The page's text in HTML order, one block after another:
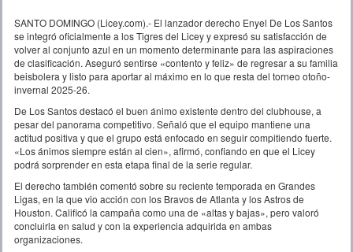
SANTO DOMINGO (Licey.com).- El lanzador derecho Enyel De Los Santos
se integró oficialmente a los Tigres del Licey y expresó su satisfacción de
volver al conjunto azul en un momento determinante para las aspiraciones
de clasificación. Aseguró sentirse «contento y feliz» de regresar a su familia
beisbolera y listo para aportar al máximo en lo que resta del torneo otoño-
invernal 2025-26.
De Los Santos destacó el buen ánimo existente dentro del clubhouse, a
pesar del panorama competitivo. Señaló que el equipo mantiene una
actitud positiva y que el grupo está enfocado en seguir compitiendo fuerte.
«Los ánimos siempre están al cien», afirmó, confiando en que el Licey
podrá sorprender en esta etapa final de la serie regular.
El derecho también comentó sobre su reciente temporada en Grandes
Ligas, en la que vio acción con los Bravos de Atlanta y los Astros de
Houston. Calificó la campaña como una de «altas y bajas», pero valoró
concluirla en salud y con la experiencia adquirida en ambas
organizaciones.